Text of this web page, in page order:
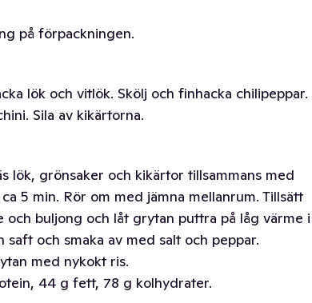
på förpackningen.
lök och vitlök. Skölj och finhacka chilipeppar.
Sila av kikärtorna.
lök, grönsaker och kikärtor tillsammans med
5 min. Rör om med jämna mellanrum. Tillsätt
buljong och låt grytan puttra på låg värme i
saft och smaka av med salt och peppar.
med nykokt ris.
44 g fett, 78 g kolhydrater.